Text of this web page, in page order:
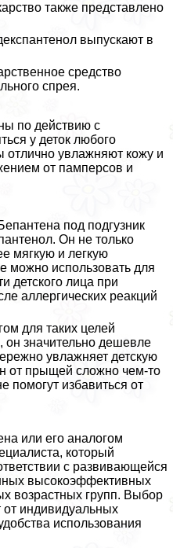
также представлено
выпускают в
средство
спрея.
по действию с
у деток любого
отлично увлажняют кожу и
от памперсов и
под подгузник
Он не только
мягкую и легкую
можно использовать для
детского лица при
аллергических реакций
для таких целей
он значительно дешевле
увлажняет детскую
от прыщей сложно чем-то
помогут избавиться от
или его аналогом
который
с развивающейся
высокоэффективных
возрастных групп. Выбор
от индивидуальных
использования